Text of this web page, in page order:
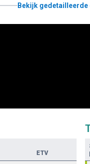
Bekijk gedetailleerde
ETV